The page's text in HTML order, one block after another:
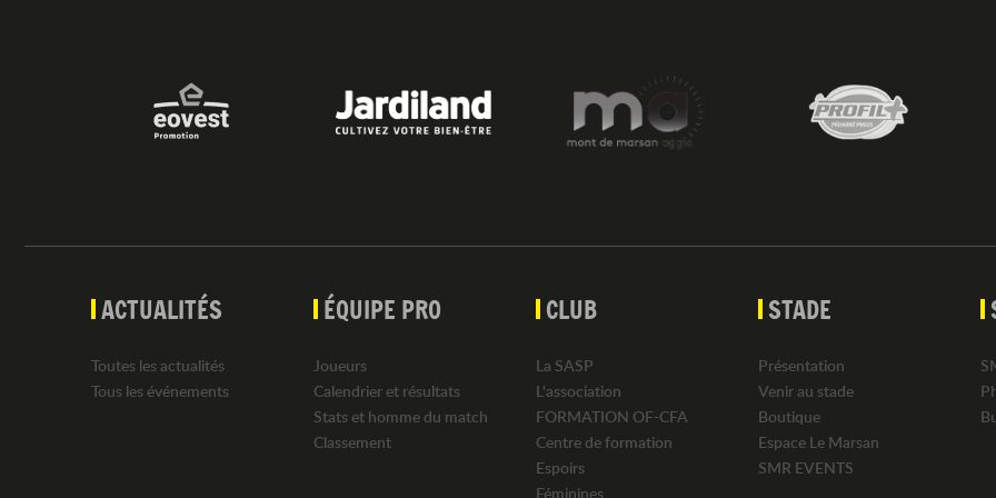
ACTUALITÉS
Toutes les actualités
Tous les événements
ÉQUIPE PRO
Joueurs
Calendrier et résultats
Stats et homme du match
Classement
CLUB
La SASP
L'association
FORMATION OF-CFA
Centre de formation
Espoirs
Féminines
STADE
Présentation
Venir au stade
Boutique
Espace Le Marsan
SMR EVENTS